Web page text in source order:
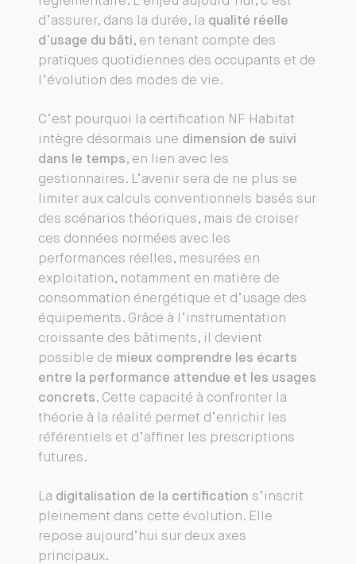
d’assurer, dans la durée, la qualité réelle
d’usage du bâti, en tenant compte des
pratiques quotidiennes des occupants et de
l’évolution des modes de vie.
C’est pourquoi la certification NF Habitat
intègre désormais une dimension de suivi
dans le temps, en lien avec les
gestionnaires. L’avenir sera de ne plus se
limiter aux calculs conventionnels basés sur
des scénarios théoriques, mais de croiser
ces données normées avec les
performances réelles, mesurées en
exploitation, notamment en matière de
consommation énergétique et d’usage des
équipements. Grâce à l’instrumentation
croissante des bâtiments, il devient
possible de mieux comprendre les écarts
entre la performance attendue et les usages
concrets. Cette capacité à confronter la
théorie à la réalité permet d’enrichir les
référentiels et d’affiner les prescriptions
futures.
La digitalisation de la certification s’inscrit
pleinement dans cette évolution. Elle
repose aujourd’hui sur deux axes
principaux.